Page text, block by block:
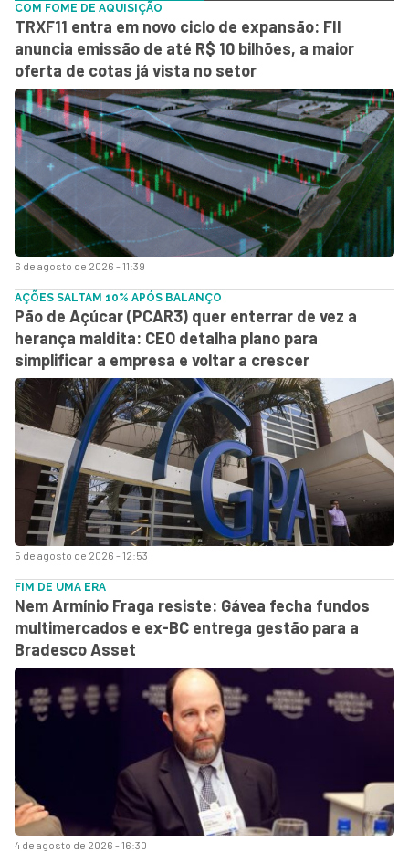
6 de agosto de 2026 - 11:39
COM FOME DE AQUISIÇÃO
TRXF11 entra em novo ciclo de expansão: FII
anuncia emissão de até R$ 10 bilhões, a maior
oferta de cotas já vista no setor
5 de agosto de 2026 - 12:53
AÇÕES SALTAM 10% APÓS BALANÇO
Pão de Açúcar (PCAR3) quer enterrar de vez a
herança maldita: CEO detalha plano para
simplificar a empresa e voltar a crescer
4 de agosto de 2026 - 16:30
FIM DE UMA ERA
Nem Armínio Fraga resiste: Gávea fecha fundos
multimercados e ex-BC entrega gestão para a
Bradesco Asset